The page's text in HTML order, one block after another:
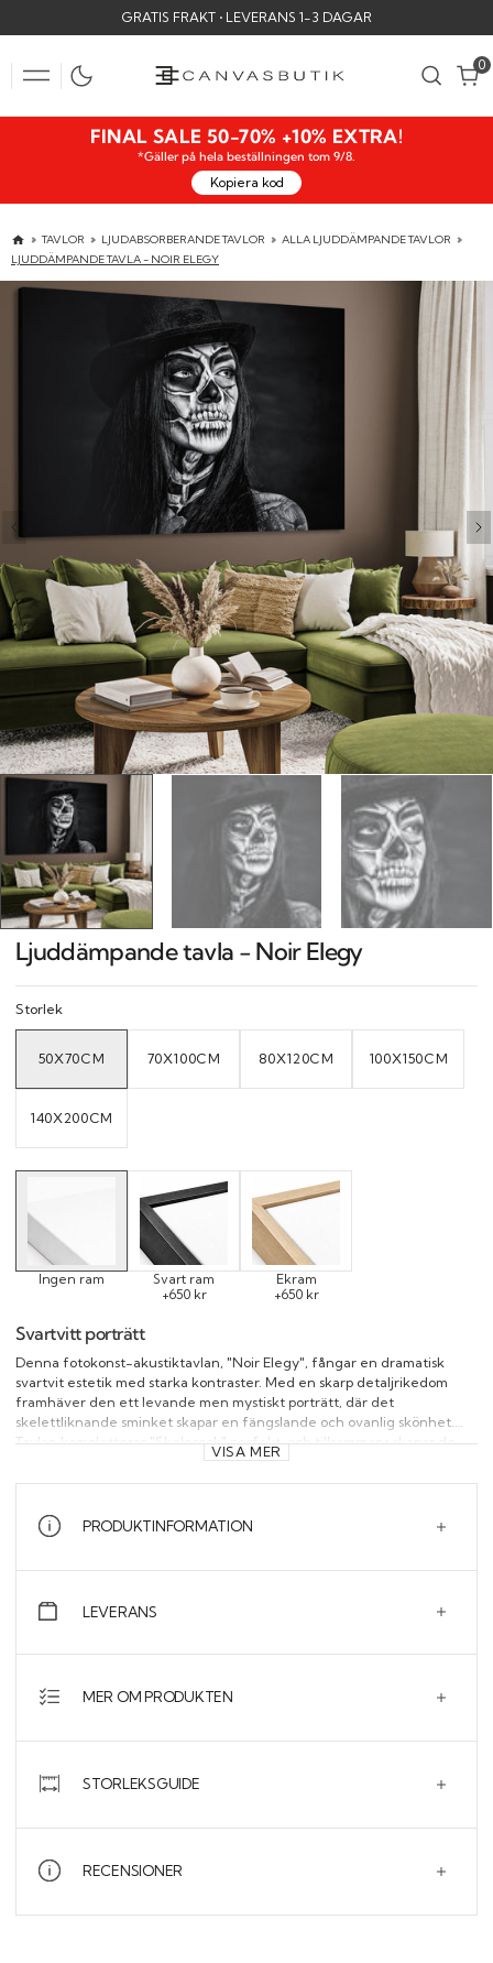
TO
GRATIS FRAKT • LEVERANS 1-3 DAGAR
00
FINAL SALE 50-70% +10% EXTRA!
*Gäller på hela beställningen tom 9/8.
Kopiera kod
TAVLOR LJUDABSORBERANDE TAVLOR
ALLA LJUDDÄMPANDE TAVLOR
LJUDDÄMPANDE TAVLA - NOIR ELEGY
Ljuddämpande tavla - Noir Elegy
Storlek
50X70CM
VARIANT
OUT
UNAVAILABLE
70X100CM
VARIANT
OUT
80X120CM
VARIANT
OUT
100X150CM
VARIANT
OUT
140X200CM
VARIANT
OUT
UNAVAILABLE
Ingen ram
Svart ram
+650 kr
Ekram
+650 kr
Svartvitt porträtt
Denna fotokonst-akustiktavlan, "Noir Elegy", fångar en dramatisk
svartvit estetik med starka kontraster. Med en skarp detaljrikedom
framhäver den ett levande men mystiskt porträtt, där det
skelettliknande sminket skapar en fängslande och ovanlig skönhet.
Tavlan kompletterar "Skelerock" perfekt, och tillsammans skapar de
ett djärvt och konstnärligt uttryck i vilket modernt hem som helst.
VISA MER
PRODUKTINFORMATION
LEVERANS
MER OM PRODUKTEN
STORLEKSGUIDE
RECENSIONER
Open
media
1
in
gallery
view